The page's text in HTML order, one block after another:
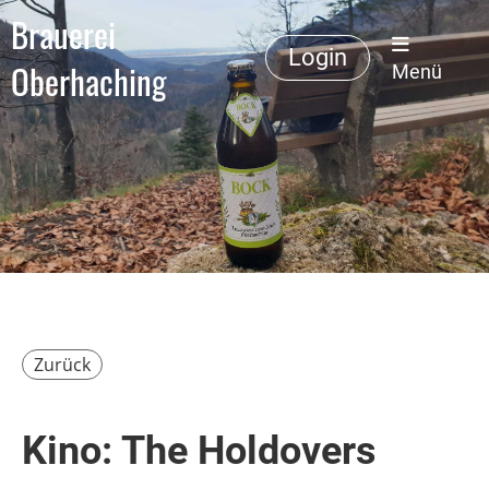
Brauerei
Oberhaching
Login
Menü
Zurück
Kino: The Holdovers